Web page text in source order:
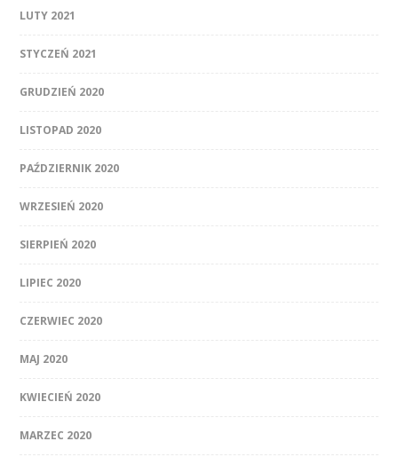
LUTY 2021
STYCZEŃ 2021
GRUDZIEŃ 2020
LISTOPAD 2020
PAŹDZIERNIK 2020
WRZESIEŃ 2020
SIERPIEŃ 2020
LIPIEC 2020
CZERWIEC 2020
MAJ 2020
KWIECIEŃ 2020
MARZEC 2020